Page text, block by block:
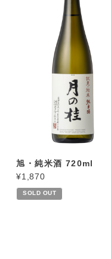
旭・純米酒 720ml
¥1,870
SOLD OUT